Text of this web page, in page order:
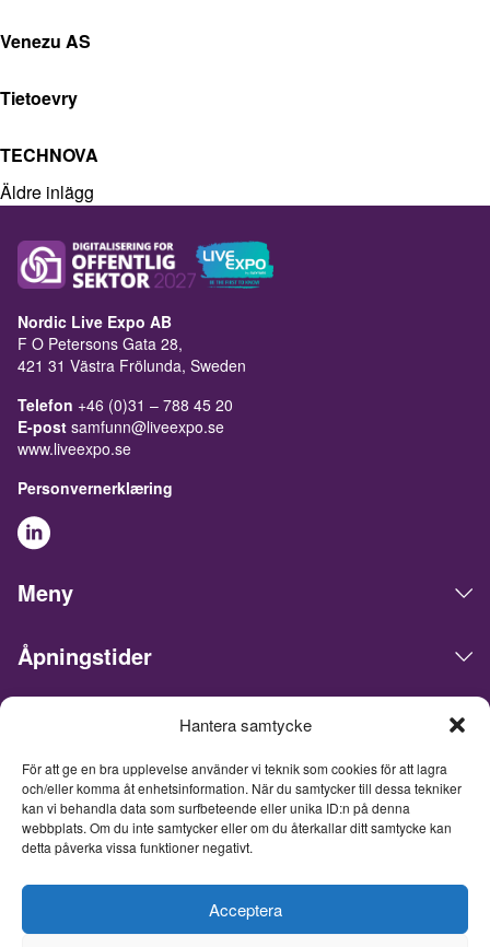
Hantera samtycke
För att ge en bra upplevelse använder vi teknik som cookies för att lagra
och/eller komma åt enhetsinformation. När du samtycker till dessa tekniker
kan vi behandla data som surfbeteende eller unika ID:n på denna
webbplats. Om du inte samtycker eller om du återkallar ditt samtycke kan
detta påverka vissa funktioner negativt.
Acceptera
Venezu AS
Tietoevry
TECHNOVA
Äldre inlägg
Nordic Live Expo AB
F O Petersons Gata 28,
421 31 Västra Frölunda, Sweden
Telefon +46 (0)31 – 788 45 20
E-post samfunn@liveexpo.se
www.liveexpo.se
Personvernerklæring
Meny
Åpningstider
Live Expo arrangerer messer, møter, konferanser og events i
Vi matcher mennesker og bedrifter for å gjøre forretninger,
nettverke og inspirere hverandre. Live Expo er startet av
Sveriges mest erfarne entreprenører innen messer og events,
som har lansert over hundre nye messer, hvorav flere i dag er
ledende innen sine respektive bransjer. Med et fullpakket
innhold inspirerer, utvikler og oppdaterer vi våre besøkende, og
tar messemediets til et helt nytt nivå. Fra og med 26. juni 2026
er Live Expo et heleid datterselskap av Easyfairs Group, et